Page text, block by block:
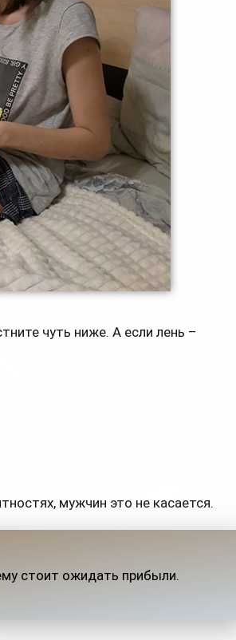
чуть ниже. А если лень –
мужчин это не касается.
стоит ожидать прибыли.